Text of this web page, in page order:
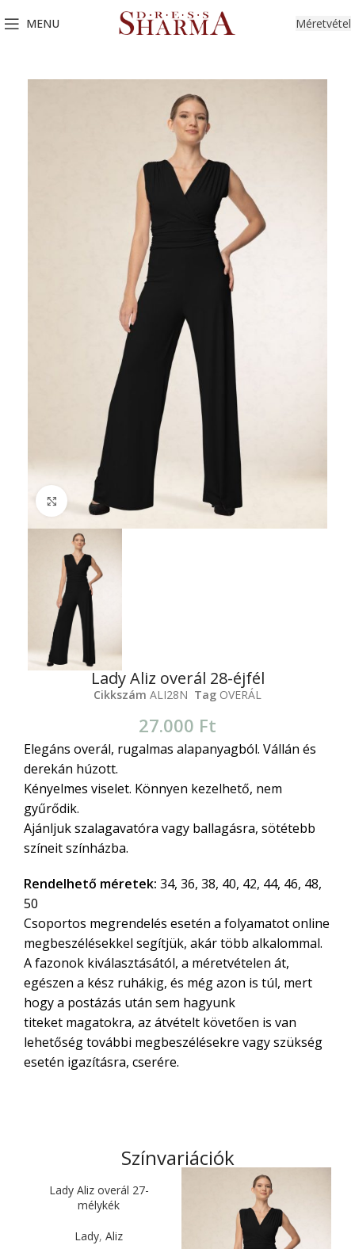
MENU Méretvétel
Click to enlarge
Lady Aliz overál 28-éjfél
Cikkszám ALI28N Tag OVERÁL
27.000 Ft
Elegáns overál, rugalmas alapanyagból. Vállán és
derekán húzott.
Kényelmes viselet. Könnyen kezelhető, nem
gyűrődik.
Ajánljuk szalagavatóra vagy ballagásra, sötétebb
színeit színházba.
Rendelhető méretek: 34, 36, 38, 40, 42, 44, 46, 48,
50
Csoportos megrendelés esetén a folyamatot online
megbeszélésekkel segítjük, akár több alkalommal.
A fazonok kiválasztásától, a méretvételen át,
egészen a kész ruhákig, és még azon is túl, mert
hogy a postázás után sem hagyunk
titeket magatokra, az átvételt követően is van
lehetőség további megbeszélésekre vagy szükség
esetén igazításra, cserére.
Színvariációk
Lady Aliz overál 27-
mélykék
Lady, Aliz